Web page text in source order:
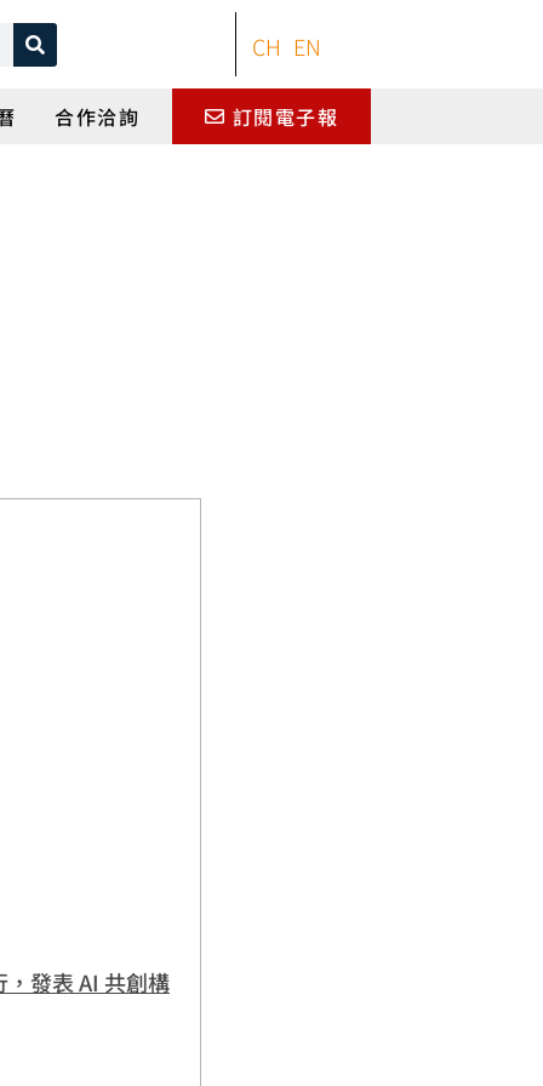
CH EN
合作洽詢 訂閱電子報
發表 AI 共創構